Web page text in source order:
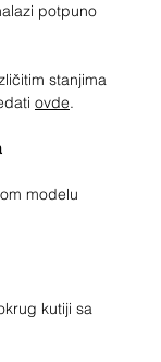
potpuno
stanjima
ovde.
modelu
kutiji sa